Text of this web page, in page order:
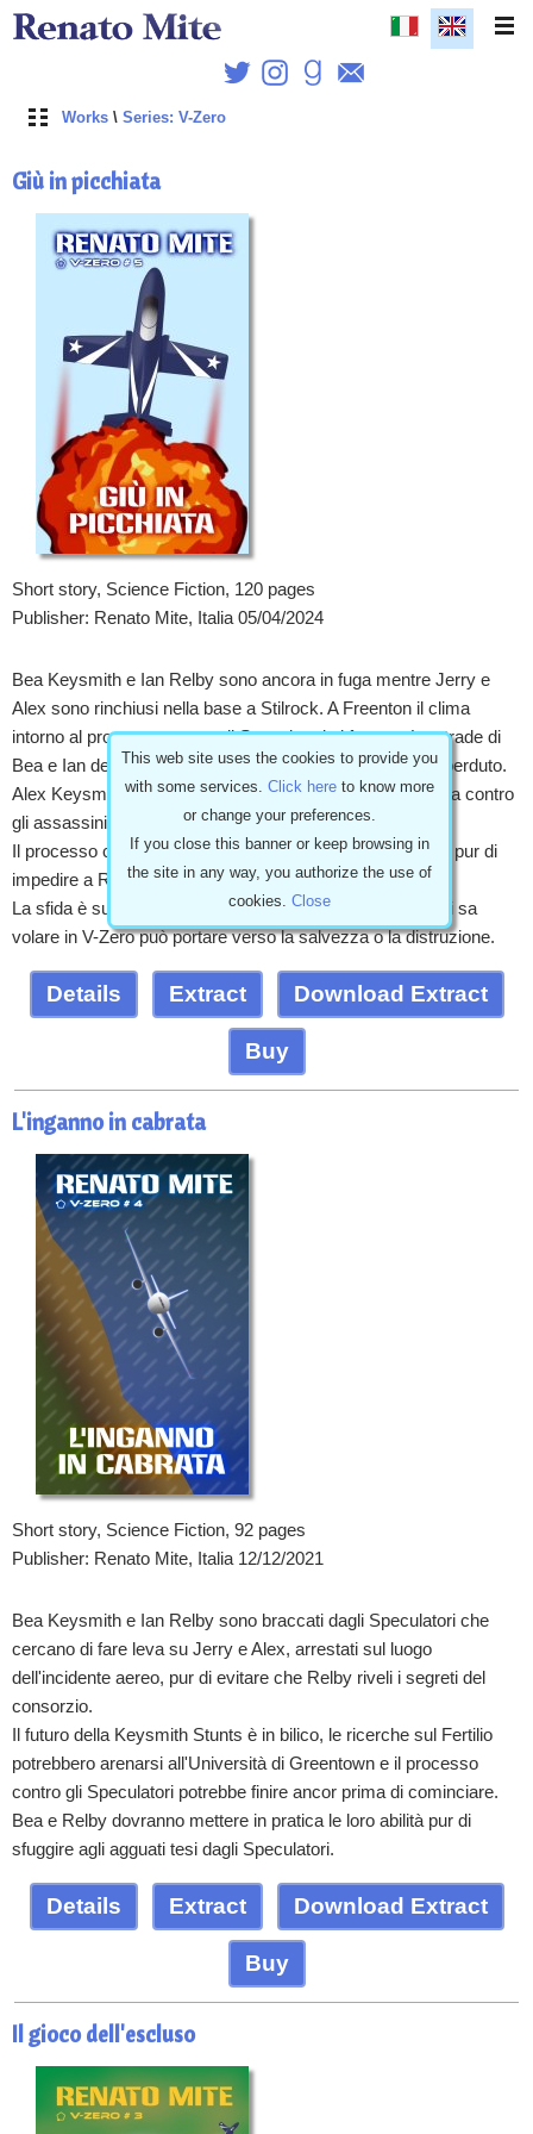
Works \ Series: V-Zero
Giù in picchiata
Short story, Science Fiction, 120 pages
Publisher: Renato Mite, Italia 05/04/2024
Bea Keysmith e Ian Relby sono ancora in fuga mentre Jerry e
Alex sono rinchiusi nella base a Stilrock. A Freenton il clima
intorno al processo contro gli Speculatori si fa teso. Le strade di
Bea e Ian devono dividersi proprio quando sembra tutto perduto.
Alex Keysmith non sopporta la prigionia e medita vendetta contro
gli assassini di sua figlia.
Il processo comincia, gli Speculatori sono disposti a tutto pur di
impedire a Relby di testimoniare.
La sfida è su due fronti: terra e aria. Un aereo utile per chi sa
volare in V-Zero può portare verso la salvezza o la distruzione.
Details Extract Download Extract
Buy
L'inganno in cabrata
Short story, Science Fiction, 92 pages
Publisher: Renato Mite, Italia 12/12/2021
Bea Keysmith e Ian Relby sono braccati dagli Speculatori che
cercano di fare leva su Jerry e Alex, arrestati sul luogo
dell'incidente aereo, pur di evitare che Relby riveli i segreti del
consorzio.
Il futuro della Keysmith Stunts è in bilico, le ricerche sul Fertilio
potrebbero arenarsi all'Università di Greentown e il processo
contro gli Speculatori potrebbe finire ancor prima di cominciare.
Bea e Relby dovranno mettere in pratica le loro abilità pur di
sfuggire agli agguati tesi dagli Speculatori.
Details Extract Download Extract
Buy
Il gioco dell'escluso
This web site uses the cookies to provide you
with some services. Click hereto know more
or change your preferences.
If you close this banner or keep browsing in
the site in any way, you authorize the use of
cookies. Close